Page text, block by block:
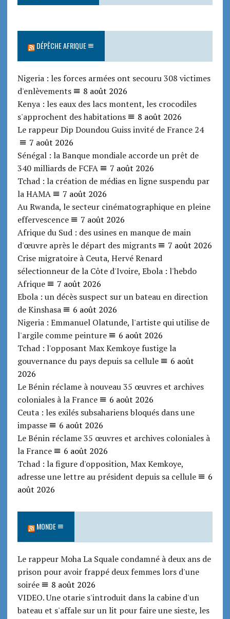
DÉPÊCHE AFRIQUE
Nigeria : les forces armées ont secouru 308 victimes
d'enlèvements
8 août 2026
Kenya : les eaux des lacs montent, les crocodiles
s'approchent des habitations
8 août 2026
Le rappeur Dip Doundou Guiss invité de France 24
7 août 2026
Sénégal : la Banque mondiale accorde un prêt de
340 milliards de FCFA
7 août 2026
Tchad : la création de médias en ligne suspendu par
la HAMA
7 août 2026
Au Rwanda, le secteur cinématographique en pleine
effervescence
7 août 2026
Afrique du Sud : des usines en manque de main
d'œuvre après le départ des migrants
7 août 2026
Crise migratoire à Ceuta, Hervé Renard
sélectionneur de la Côte d'Ivoire, Ebola : l'hebdo
Afrique
7 août 2026
Ebola : un décès suspect sur un bateau en direction
de Kinshasa
6 août 2026
Nigeria : Emmanuel Olatunde, l'artiste qui utilise de
l'argile comme peinture
6 août 2026
Tchad : l'opposant Max Kemkoye fustige la
gouvernance du pays depuis sa cellule
6 août
2026
Le Bénin réclame à nouveau 35 œuvres et archives
coloniales à la France
6 août 2026
Ceuta : les exilés subsahariens bloqués dans une
impasse
6 août 2026
Le Bénin réclame 35 œuvres et archives coloniales à
la France
6 août 2026
Tchad : la figure d'opposition, Max Kemkoye,
adresse une lettre au président depuis sa cellule
6
août 2026
MONDE
Le rappeur Moha La Squale condamné à deux ans de
prison pour avoir frappé deux femmes lors d'une
soirée
8 août 2026
VIDEO. Une otarie s'introduit dans la cabine d'un
bateau et s'affale sur un lit pour faire une sieste, les